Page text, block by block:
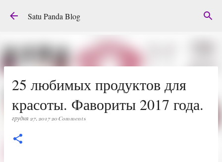
Перейти до основного вмісту
Satu Panda Blog
25 любимых продуктов для
красоты. Фавориты 2017 года.
грудня 27, 201720 Comments